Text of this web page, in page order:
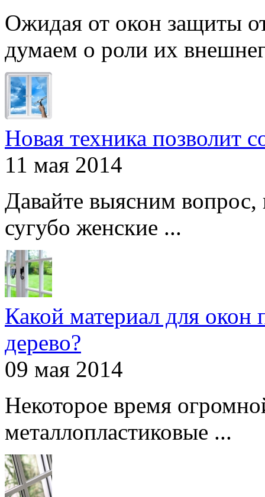
Ожидая от окон защиты
думаем о роли их
Новая техника позволит
11 мая 2014
Давайте выясним
сугубо женские ...
Какой материал для окон
дерево?
09 мая 2014
Некоторое время
металлопластиковые ...